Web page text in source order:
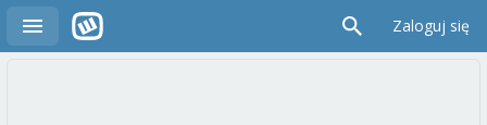
Zaloguj się